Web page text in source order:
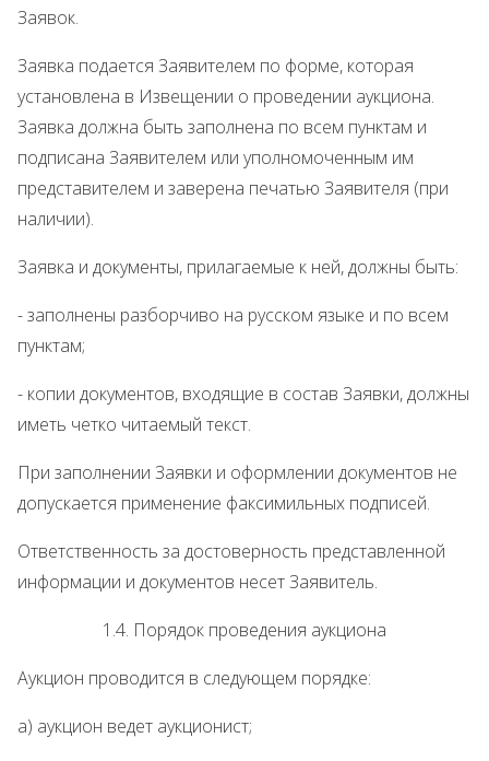
Заявок.
Заявка подается Заявителем по форме, которая
установлена в Извещении о проведении аукциона.
Заявка должна быть заполнена по всем пунктам и
подписана Заявителем или уполномоченным им
представителем и заверена печатью Заявителя (при
наличии).
Заявка и документы, прилагаемые к ней, должны быть:
- заполнены разборчиво на русском языке и по всем
пунктам;
- копии документов, входящие в состав Заявки, должны
иметь четко читаемый текст.
При заполнении Заявки и оформлении документов не
допускается применение факсимильных подписей.
Ответственность за достоверность представленной
информации и документов несет Заявитель.
1.4. Порядок проведения аукциона
Аукцион проводится в следующем порядке:
а) аукцион ведет аукционист;